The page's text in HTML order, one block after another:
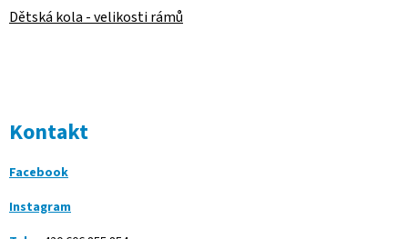
Dětská kola - velikosti rámů
Kontakt
Facebook
Instagram